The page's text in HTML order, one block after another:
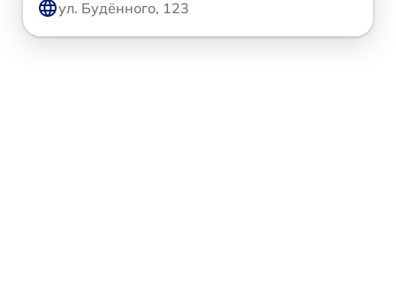
ул. Будённого, 123